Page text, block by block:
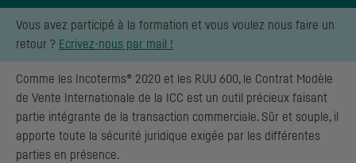
Vous avez participé à la formation et vous voulez nous faire un
retour ? Ecrivez-nous par mail !
Comme les Incoterms® 2020 et les RUU 600, le Contrat Modèle
de Vente Internationale de la
ICC est un outil précieux faisant
partie intégrante de la transaction commerciale. Sûr et souple, il
apporte toute la sécurité juridique exigée par les différentes
parties en présence.